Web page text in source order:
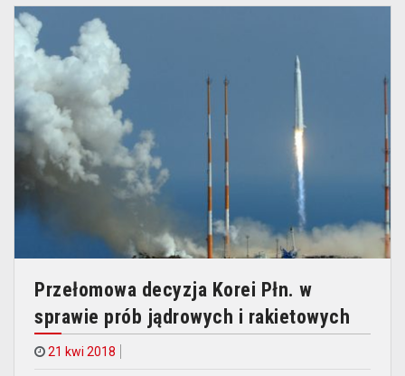
Przełomowa decyzja Korei Płn. w
sprawie prób jądrowych i rakietowych
21 kwi 2018